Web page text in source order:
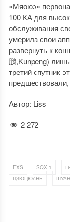
«Мяоюэ»
100 КА для
обслуживания
умерила свои
развернуть к
鹏,Kunpeng)
третий спутник
Автор: Liss
2 272
EXS SQX-1
ЦЗЮЦЮАНЬ